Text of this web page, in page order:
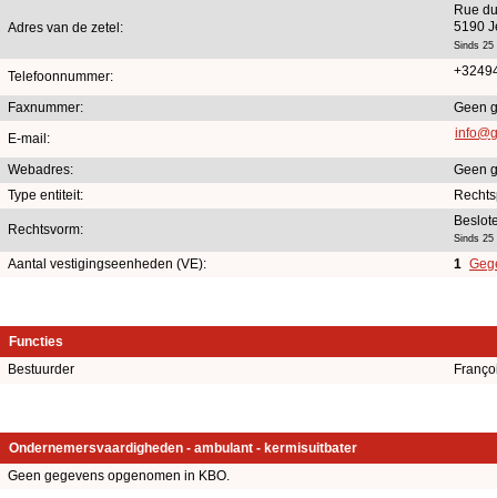
Adres van de zetel:
Rue
5190
Sinds 25
Telefoonnummer:
Faxnummer:
Geen
E-mail:
Webadres:
Geen
Type entiteit:
Rechtsvorm:
Sinds 25
Aantal vestigingseenheden (VE): 1
Functies
Bestuurder
Ondernemersvaardigheden - ambulant - kermisuitbater
Geen gegevens opgenomen in KBO.